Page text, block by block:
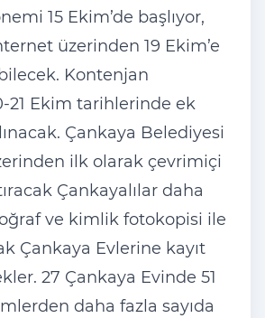
15 Ekim’de başlıyor,
üzerinden 19 Ekim’e
Kontenjan
21 Ekim tarihlerinde ek
Çankaya Belediyesi
ilk olarak çevrimiçi
Çankayalılar daha
ve kimlik fotokopisi ile
Çankaya Evlerine kayıt
27 Çankaya Evinde 51
daha fazla sayıda